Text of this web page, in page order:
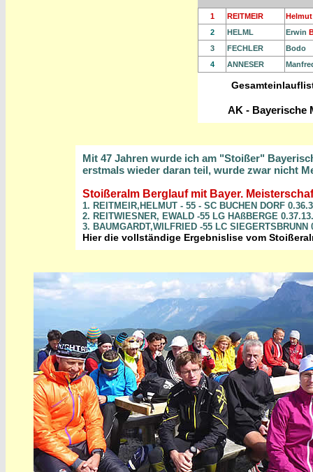
1 REITMEIR
Helmut
2
HELML Erwin
3
FECHLER
Bodo
4
ANNESER
AK - Bayerische
Mit 47 Jahren wurde ich am "Stoißer"
erstmals wieder daran teil, wurde zwar nicht
Stoißeralm Berglauf mit Bayer.
1. REITMEIR,HELMUT - 55 - SC BUCHEN DORF
2. REITWIESNER, EWALD -55 LG HAßBERGE
3. BAUMGARDT,WILFRIED -55 LC SIEGERTSBRUNN
Hier die vollständige Ergebnislise vom